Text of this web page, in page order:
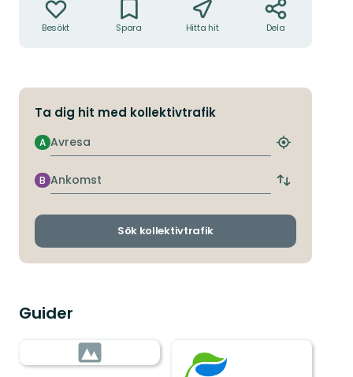
Besökt Spara Hitta hit Dela
Ta dig hit med kollektivtrafik
Avresa
A
Hitta
hållplats
Ankomst
B
Byt
och
Sök kollektivtrafik
Guider